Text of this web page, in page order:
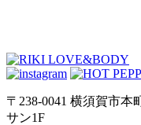
〒238-0041 横須賀市本
サン1F